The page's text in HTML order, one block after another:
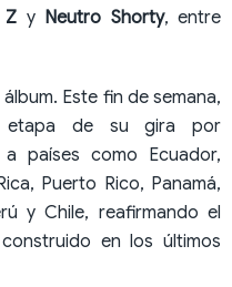
Z y Neutro Shorty, entre
Este fin de semana,
etapa de su gira por
países como Ecuador,
Puerto Rico, Panamá,
y Chile, reafirmando el
en los últimos